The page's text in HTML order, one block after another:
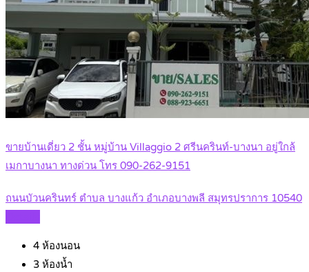
ขายบ้านเดี่ยว 2 ชั้น หมู่บ้าน Villaggio 2 ศรีนครินท์-บางนา อยู่ใกล้
เมกาบางนา ทางด่วน โทร 090-262-9151
ถนนบัวนครินทร์ ตำบล บางแก้ว อำเภอบางพลี สมุทรปราการ 10540
4 ห้องนอน
3 ห้องน้ำ